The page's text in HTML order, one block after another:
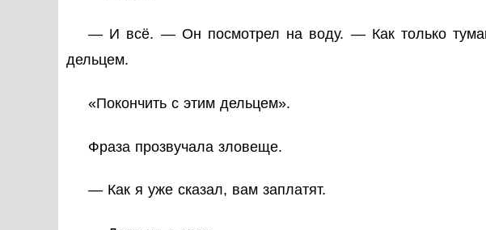
— И всё. — Он посмотрел на воду. — Как только
дельцем.
«Покончить с этим дельцем».
Фраза прозвучала зловеще.
— Как я уже сказал, вам заплатят.